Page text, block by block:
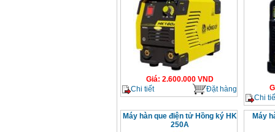
Giá: 2.600.000VND
Chi tiết
Đặt hàng
Chi
Máy hàn que điện tử Hồng ký HK
250A
Máy